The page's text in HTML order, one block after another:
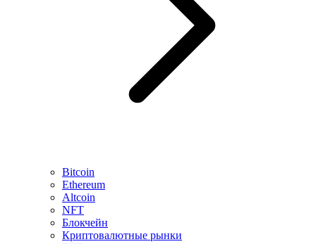
Bitcoin
Ethereum
Altcoin
NFT
Блокчейн
Криптовалютные рынки